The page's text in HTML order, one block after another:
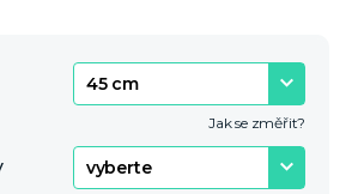
Jak se změřit?